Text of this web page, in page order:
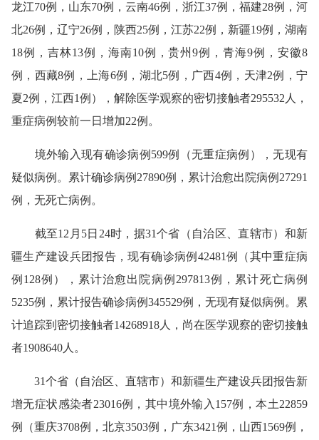
龙江70例，山东70例，云南46例，浙江37例，福建28例，河
北26例，辽宁26例，陕西25例，江苏22例，新疆19例，湖南
18例，吉林13例，海南10例，贵州9例，青海9例，安徽8
例，西藏8例，上海6例，湖北5例，广西4例，天津2例，宁
夏2例，江西1例），解除医学观察的密切接触者295532人，
重症病例较前一日增加22例。
境外输入现有确诊病例599例（无重症病例），无现有
疑似病例。累计确诊病例27890例，累计治愈出院病例27291
例，无死亡病例。
截至12月5日24时，据31个省（自治区、直辖市）和新
疆生产建设兵团报告，现有确诊病例42481例（其中重症病
例128例），累计治愈出院病例297813例，累计死亡病例
5235例，累计报告确诊病例345529例，无现有疑似病例。累
计追踪到密切接触者14268918人，尚在医学观察的密切接触
者1908640人。
31个省（自治区、直辖市）和新疆生产建设兵团报告新
增无症状感染者23016例，其中境外输入157例，本土22859
例（重庆3708例，北京3503例，广东3421例，山西1569例，